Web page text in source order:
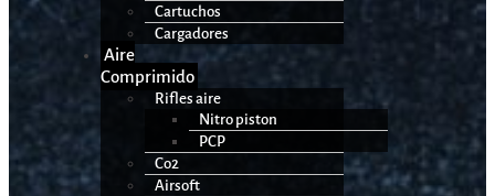
Cartuchos
Cargadores
Aire
Comprimido
Rifles aire
Nitro piston
PCP
Co2
Airsoft